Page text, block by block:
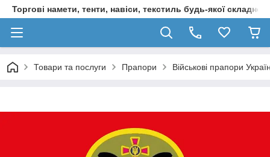
Торгові намети, тенти, навіси, текстиль будь-якої
Товари та послуги Прапори Військові прапори